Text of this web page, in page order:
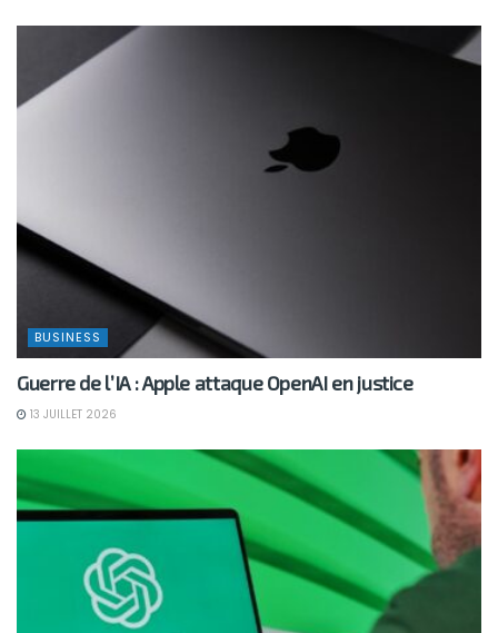
BUSINESS
Guerre de l’IA : Apple attaque OpenAI en justice
13 JUILLET 2026